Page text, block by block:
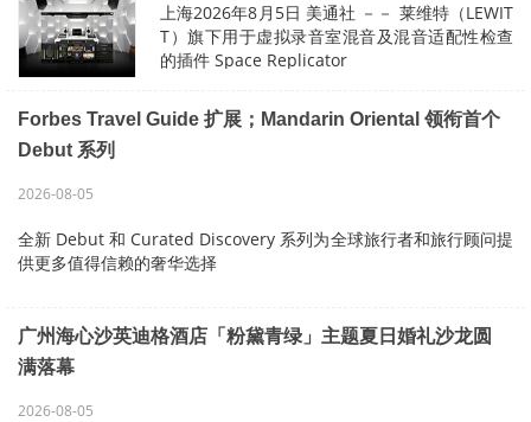
上海2026年8月5日 美通社 －－ 莱维特（LEWIT
T）旗下用于虚拟录音室混音及混音适配性检查
的插件 Space Replicator
eplicator
现可精准定制听觉体验，满…
Forbes Travel Guide 扩展；Mandarin Oriental 领衔首个
Debut 系列
2026-08-05
全新 Debut 和 Curated Discovery 系列为全球旅行者和旅行顾问提
供更多值得信赖的奢华选择
全球豪华酒店权威机构《福布斯旅游指南》（FTG）今天宣布推出其
首次亮相和精选探…
广州海心沙英迪格酒店「粉黛青绿」主题夏日婚礼沙龙圆
满落幕
2026-08-05